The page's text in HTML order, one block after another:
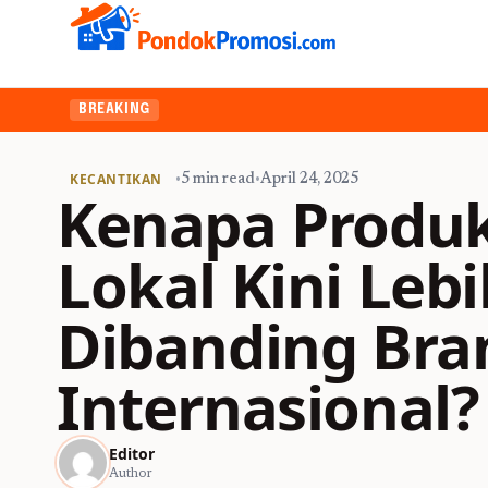
BREAKING
KECANTIKAN •5 min read•April 24, 2025
Kenapa
Lokal Kini
Dibanding
Internasional?
Editor
Author